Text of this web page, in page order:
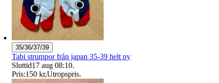
35/36/37/39
Tabi strumpor från japan 35-39 helt ny
Sluttid17 aug 08:10.
Pris:150 kr,Utropspris.